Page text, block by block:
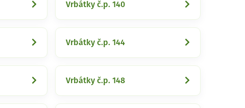
Vrbátky č.p. 140
Vrbátky č.p. 144
Vrbátky č.p. 148